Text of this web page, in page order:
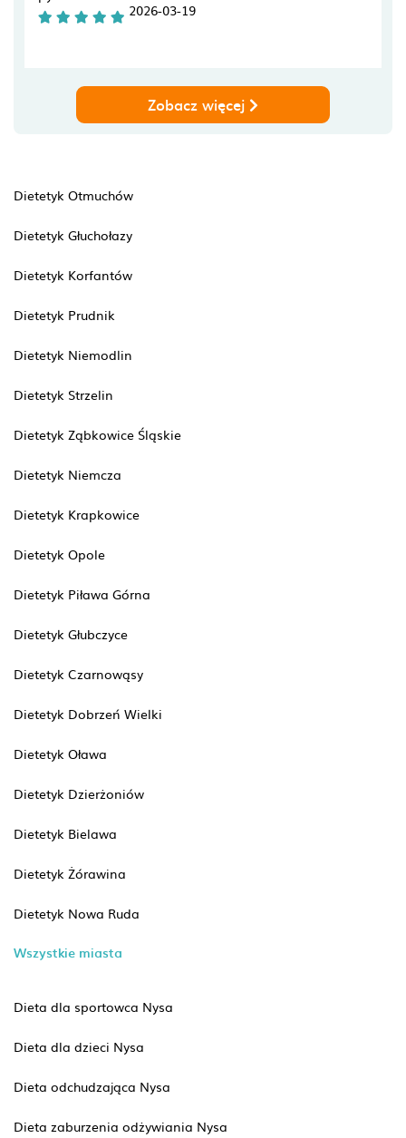
2026-03-19
Zobacz więcej
Dietetyk Otmuchów
Dietetyk Głuchołazy
Dietetyk Korfantów
Dietetyk Prudnik
Dietetyk Niemodlin
Dietetyk Strzelin
Dietetyk Ząbkowice Śląskie
Dietetyk Niemcza
Dietetyk Krapkowice
Dietetyk Opole
Dietetyk Piława Górna
Dietetyk Głubczyce
Dietetyk Czarnowąsy
Dietetyk Dobrzeń Wielki
Dietetyk Oława
Dietetyk Dzierżoniów
Dietetyk Bielawa
Dietetyk Żórawina
Dietetyk Nowa Ruda
Wszystkie miasta
Dieta dla sportowca Nysa
Dieta dla dzieci Nysa
Dieta odchudzająca Nysa
Dieta zaburzenia odżywiania Nysa